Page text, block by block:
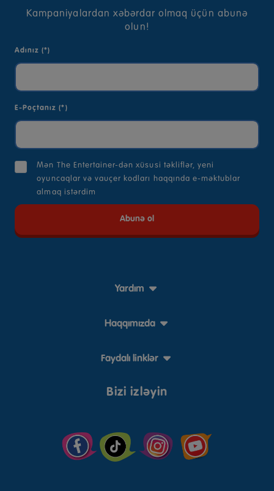
Kampaniyalardan xəbərdar olmaq üçün abunə
olun!
Adınız (*)
E-Poçtanız (*)
Mən The Entertainer-dən xüsusi təkliflər, yeni
oyuncaqlar və vauçer kodları haqqında e-məktublar
almaq istərdim
Yardım
Haqqımızda
Faydalı linklər
Bizi izləyin